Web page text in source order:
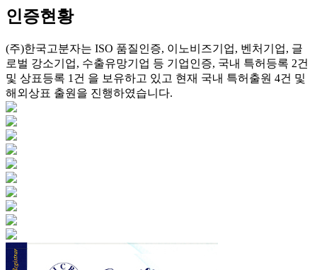
인증현황
(주)한국고분자는 ISO 품질인증, 이노비즈기업, 벤처기업, 글
로벌 강소기업, 수출유망기업 등 기업인증, 국내 특허등록 2건
및 상표등록 1건 을 보유하고 있고 현재 국내 특허출원 4건 및
해외상표 출원을 진행하였습니다.